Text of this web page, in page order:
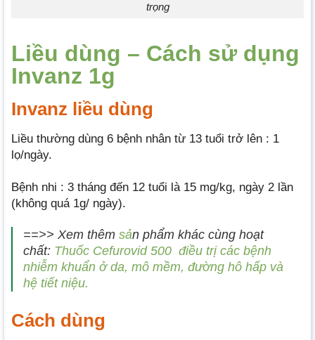
trọng
Liều dùng – Cách sử dụng
Invanz 1g
Invanz liều dùng
Liều thường dùng 6 bệnh nhân từ 13 tuổi trở lên : 1
lọ/ngày.
Bệnh nhi : 3 tháng đến 12 tuổi là 15 mg/kg, ngày 2 lần
(không quá 1g/ ngày).
==>> Xem thêm sản phẩm khác cùng hoạt
chất: Thuốc Cefurovid 500 điều trị các bệnh
nhiễm khuẩn ở da, mô mềm, đường hô hấp và
hệ tiết niệu.
Cách dùng